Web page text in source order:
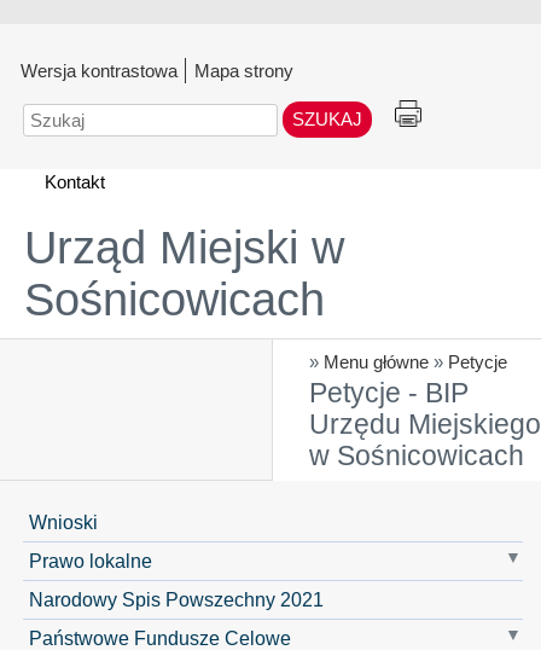
Wersja kontrastowa Mapa strony
Szukaj
Kontakt
Urząd Miejski w
Sośnicowicach
» Menu główne » Petycje
Petycje - BIP
Urzędu Miejskiego
w Sośnicowicach
Wnioski
Prawo lokalne
Narodowy Spis Powszechny 2021
Państwowe Fundusze Celowe